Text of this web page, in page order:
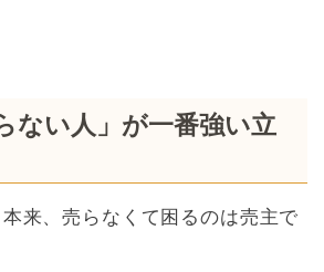
ない人」が一番強い立
本来、売らなくて困るのは売主で